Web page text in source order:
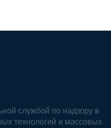
службой по надзору в
технологий и массовых